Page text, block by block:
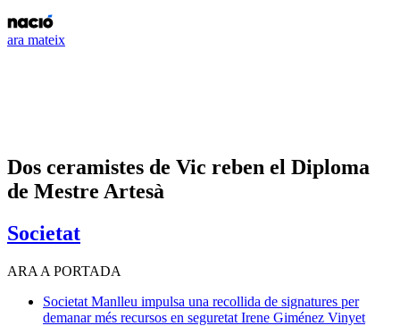
ara mateix
Dos ceramistes de Vic reben el Diploma
de Mestre Artesà
Societat
ARA A PORTADA
Societat Manlleu impulsa una recollida de signatures per
demanar més recursos en seguretat Irene Giménez Vinyet